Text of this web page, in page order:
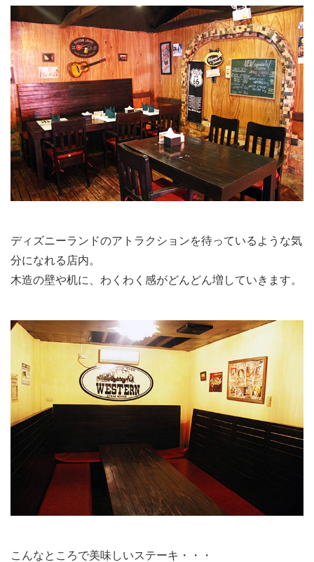
ディズニーランドのアトラクションを待っているような気
分になれる店内。
木造の壁や机に、わくわく感がどんどん増していきます。
こんなところで美味しいステーキ・・・